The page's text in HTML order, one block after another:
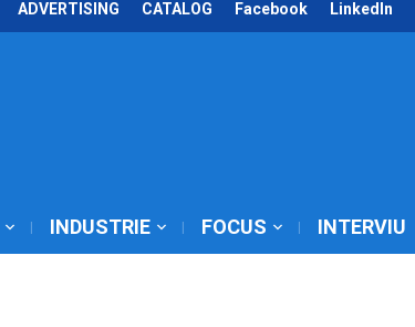
ADVERTISING CATALOG Facebook LinkedIn
INDUSTRIE FOCUS INTERVIU